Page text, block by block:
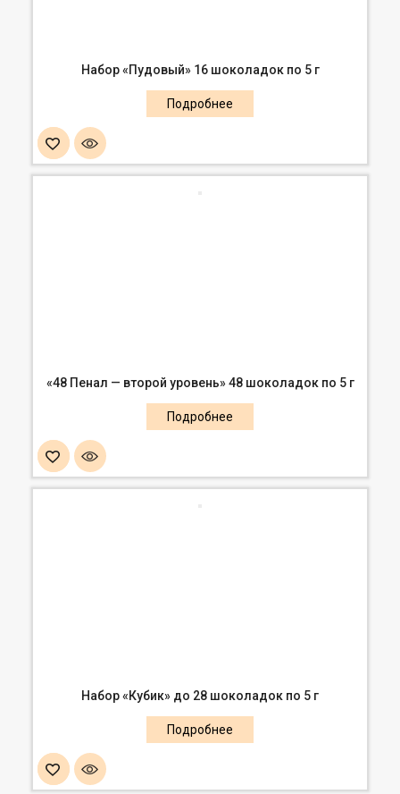
Набор «Пудовый» 16 шоколадок по 5 г
«48 Пенал — второй уровень» 48 шоколадок по 5 г
Набор «Кубик» до 28 шоколадок по 5 г